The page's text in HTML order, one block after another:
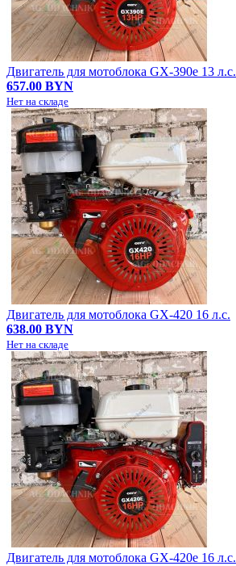
Двигатель для мотоблока GX-390e 13 л.с.
657.00 BYN
Нет на складе
Двигатель для мотоблока GX-420 16 л.с.
638.00 BYN
Нет на складе
Двигатель для мотоблока GX-420e 16 л.с.